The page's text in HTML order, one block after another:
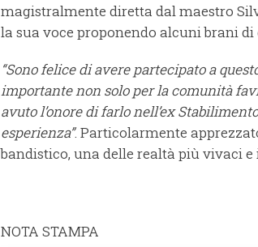
magistralmente diretta dal maestro
la sua voce proponendo alcuni brani di
“Sono felice di avere partecipato a
importante non solo per la comunità
avuto l’onore di farlo nell’ex
esperienza”. Particolarmente
bandistico, una delle realtà più vivaci
NOTA STAMPA